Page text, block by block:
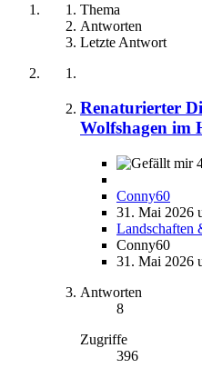
Thema
Antworten
Letzte Antwort
Renaturierter
Wolfshagen im
Conny60
31. Mai 2026
Landschaften
Conny60
31. Mai 2026
Antworten
8
Zugriffe
396